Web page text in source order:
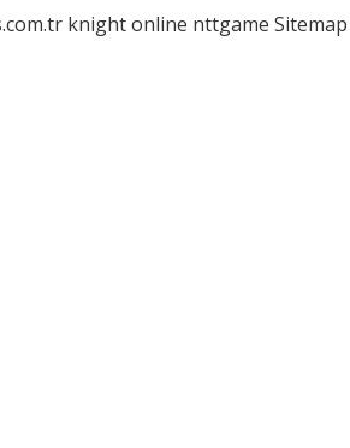
knight online nttgame Sitemap